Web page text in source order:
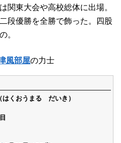
関東大会や高校総体に出場。
段優勝を全勝で飾った。四股
。
風部屋の力士
くおうまる だいき）